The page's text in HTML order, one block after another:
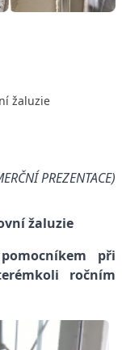
žaluzie
PREZENTACE)
žaluzie
při
ročním